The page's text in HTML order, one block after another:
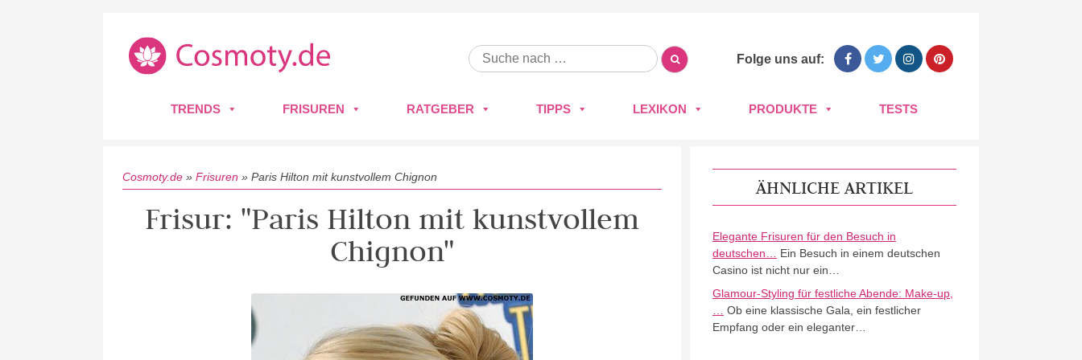
Folge uns auf:
TRENDS FRISUREN RATGEBER TIPPS LEXIKON PRODUKTE TESTS
Cosmoty.de » Frisuren » Paris Hilton mit kunstvollem Chignon
Frisur: "Paris Hilton mit kunstvollem
Chignon"
ÄHNLICHE ARTIKEL
Elegante Frisuren für den Besuch in
deutschen…
Ein Besuch in einem deutschen
Casino ist nicht nur ein…
Glamour-Styling für festliche Abende: Make-up,
Ob eine klassische Gala, ein festlicher
Empfang oder ein eleganter…